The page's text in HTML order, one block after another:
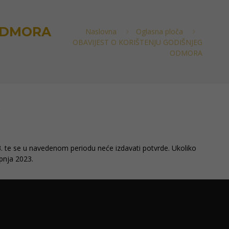
Naslovna
Oglasna ploča
OBAVIJEST O KORIŠTENJU GODIŠNJEG
ODMORA
te se u navedenom periodu neće izdavati potvrde. Ukoliko
2023.